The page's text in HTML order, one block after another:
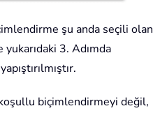
şu anda seçili olan
3. Adımda
biçimlendirmeyi değil,